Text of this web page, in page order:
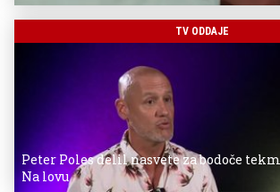
TV ODDAJE
Peter Poles delil nasvete za bodoče
Na lovu